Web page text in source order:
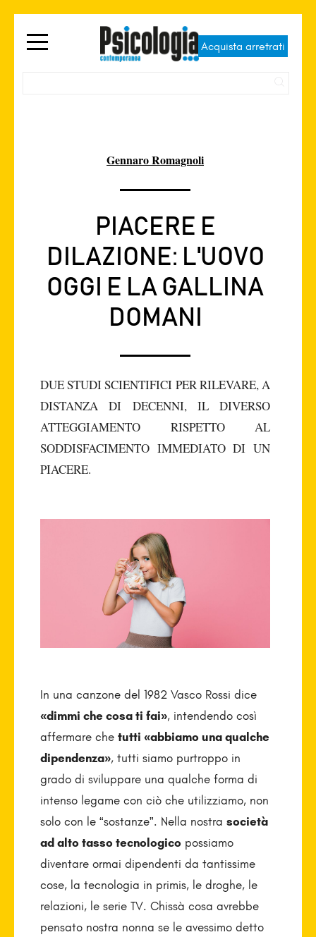
Acquista arretrati
Gennaro Romagnoli
PIACERE E
DILAZIONE: L'UOVO
OGGI E LA GALLINA
DOMANI
DUE STUDI SCIENTIFICI PER RILEVARE, A
DISTANZA DI DECENNI, IL DIVERSO
ATTEGGIAMENTO RISPETTO AL
SODDISFACIMENTO IMMEDIATO DI UN
PIACERE.
In una canzone del 1982 Vasco Rossi dice
«dimmi che cosa ti fai», intendendo così
affermare che tutti «abbiamo una qualche
dipendenza», tutti siamo purtroppo in
grado di sviluppare una qualche forma di
intenso legame con ciò che utilizziamo, non
solo con le “sostanze”. Nella nostra società
ad alto tasso tecnologico possiamo
diventare ormai dipendenti da tantissime
cose, la tecnologia in primis, le droghe, le
relazioni, le serie TV. Chissà cosa avrebbe
pensato nostra nonna se le avessimo detto